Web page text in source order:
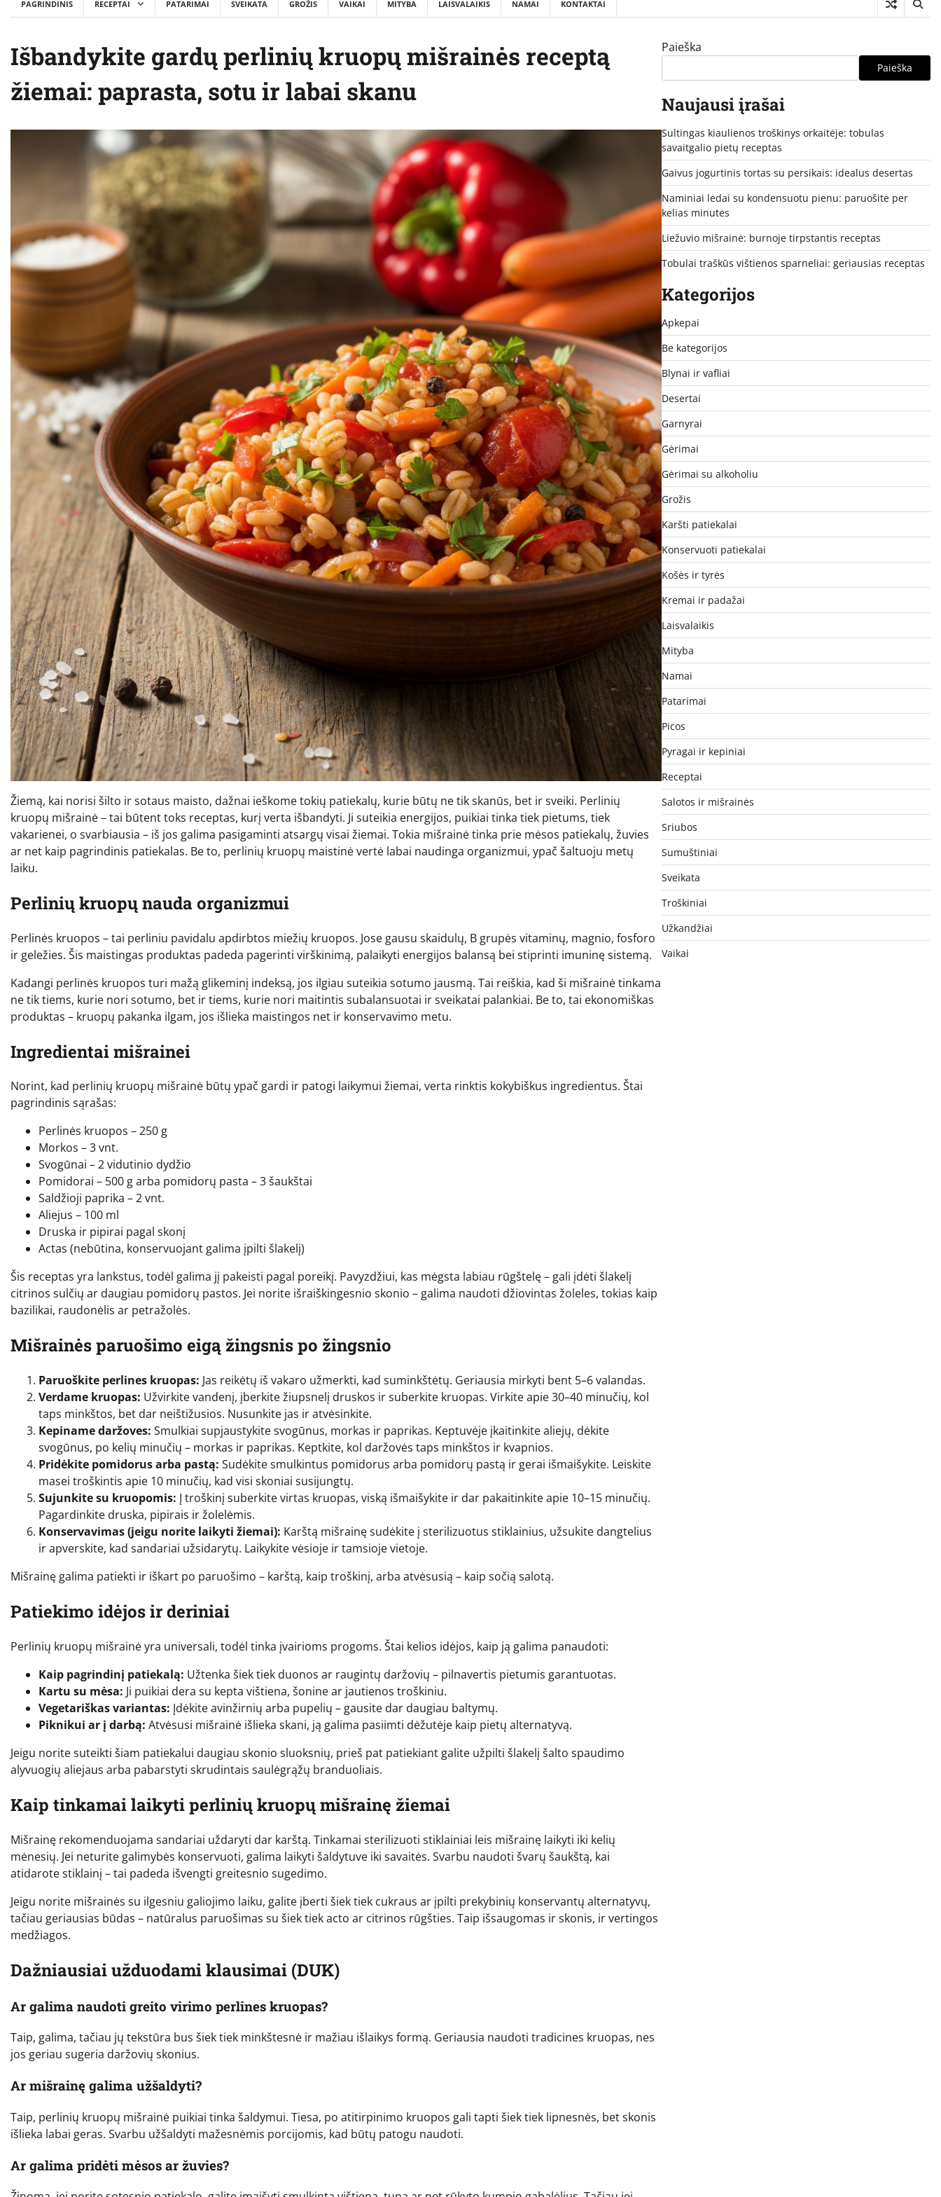
PAGRINDINIS RECEPTAI PATARIMAI SVEIKATA GROŽIS VAIKAI MITYBA LAISVALAIKIS NAMAI KONTAKTAI
Išbandykite gardų perlinių kruopų mišrainės receptą
žiemai: paprasta, sotu ir labai skanu
Žiemą, kai norisi šilto ir sotaus maisto, dažnai ieškome tokių patiekalų, kurie būtų ne tik skanūs, bet ir sveiki. Perlinių
kruopų mišrainė – tai būtent toks receptas, kurį verta išbandyti. Ji suteikia energijos, puikiai tinka tiek pietums, tiek
vakarienei, o svarbiausia – iš jos galima pasigaminti atsargų visai žiemai. Tokia mišrainė tinka prie mėsos patiekalų, žuvies
ar net kaip pagrindinis patiekalas. Be to, perlinių kruopų maistinė vertė labai naudinga organizmui, ypač šaltuoju metų
laiku.
Perlinių kruopų nauda organizmui
Perlinės kruopos – tai perliniu pavidalu apdirbtos miežių kruopos. Jose gausu skaidulų, B grupės vitaminų, magnio, fosforo
ir geležies. Šis maistingas produktas padeda pagerinti virškinimą, palaikyti energijos balansą bei stiprinti imuninę sistemą.
Kadangi perlinės kruopos turi mažą glikeminį indeksą, jos ilgiau suteikia sotumo jausmą. Tai reiškia, kad ši mišrainė tinkama
ne tik tiems, kurie nori sotumo, bet ir tiems, kurie nori maitintis subalansuotai ir sveikatai palankiai. Be to, tai ekonomiškas
produktas – kruopų pakanka ilgam, jos išlieka maistingos net ir konservavimo metu.
Ingredientai mišrainei
Norint, kad perlinių kruopų mišrainė būtų ypač gardi ir patogi laikymui žiemai, verta rinktis kokybiškus ingredientus. Štai
pagrindinis sąrašas:
Perlinės kruopos – 250 g
Morkos – 3 vnt.
Svogūnai – 2 vidutinio dydžio
Pomidorai – 500 g arba pomidorų pasta – 3 šaukštai
Saldžioji paprika – 2 vnt.
Aliejus – 100 ml
Druska ir pipirai pagal skonį
Actas (nebūtina, konservuojant galima įpilti šlakelį)
Šis receptas yra lankstus, todėl galima jį pakeisti pagal poreikį. Pavyzdžiui, kas mėgsta labiau rūgštelę – gali įdėti šlakelį
citrinos sulčių ar daugiau pomidorų pastos. Jei norite išraiškingesnio skonio – galima naudoti džiovintas žoleles, tokias kaip
bazilikai, raudonėlis ar petražolės.
Mišrainės paruošimo eigą žingsnis po žingsnio
Paruoškite perlines kruopas: Jas reikėtų iš vakaro užmerkti, kad suminkštėtų. Geriausia mirkyti bent 5–6 valandas.
Verdame kruopas: Užvirkite vandenį, įberkite žiupsnelį druskos ir suberkite kruopas. Virkite apie 30–40 minučių, kol
taps minkštos, bet dar neištižusios. Nusunkite jas ir atvėsinkite.
Kepiname daržoves: Smulkiai supjaustykite svogūnus, morkas ir paprikas. Keptuvėje įkaitinkite aliejų, dėkite
svogūnus, po kelių minučių – morkas ir paprikas. Keptkite, kol daržovės taps minkštos ir kvapnios.
Pridėkite pomidorus arba pastą: Sudėkite smulkintus pomidorus arba pomidorų pastą ir gerai išmaišykite. Leiskite
masei troškintis apie 10 minučių, kad visi skoniai susijungtų.
Sujunkite su kruopomis: Į troškinį suberkite virtas kruopas, viską išmaišykite ir dar pakaitinkite apie 10–15 minučių.
Pagardinkite druska, pipirais ir žolelėmis.
Konservavimas (jeigu norite laikyti žiemai): Karštą mišrainę sudėkite į sterilizuotus stiklainius, užsukite dangtelius
ir apverskite, kad sandariai užsidarytų. Laikykite vėsioje ir tamsioje vietoje.
Mišrainę galima patiekti ir iškart po paruošimo – karštą, kaip troškinį, arba atvėsusią – kaip sočią salotą.
Patiekimo idėjos ir deriniai
Perlinių kruopų mišrainė yra universali, todėl tinka įvairioms progoms. Štai kelios idėjos, kaip ją galima panaudoti:
Kaip pagrindinį patiekalą: Užtenka šiek tiek duonos ar raugintų daržovių – pilnavertis pietumis garantuotas.
Kartu su mėsa: Ji puikiai dera su kepta vištiena, šonine ar jautienos troškiniu.
Vegetariškas variantas: Įdėkite avinžirnių arba pupelių – gausite dar daugiau baltymų.
Piknikui ar į darbą: Atvėsusi mišrainė išlieka skani, ją galima pasiimti dėžutėje kaip pietų alternatyvą.
Jeigu norite suteikti šiam patiekalui daugiau skonio sluoksnių, prieš pat patiekiant galite užpilti šlakelį šalto spaudimo
alyvuogių aliejaus arba pabarstyti skrudintais saulėgrąžų branduoliais.
Kaip tinkamai laikyti perlinių kruopų mišrainę žiemai
Mišrainę rekomenduojama sandariai uždaryti dar karštą. Tinkamai sterilizuoti stiklainiai leis mišrainę laikyti iki kelių
mėnesių. Jei neturite galimybės konservuoti, galima laikyti šaldytuve iki savaitės. Svarbu naudoti švarų šaukštą, kai
atidarote stiklainį – tai padeda išvengti greitesnio sugedimo.
Jeigu norite mišrainės su ilgesniu galiojimo laiku, galite įberti šiek tiek cukraus ar įpilti prekybinių konservantų alternatyvų,
tačiau geriausias būdas – natūralus paruošimas su šiek tiek acto ar citrinos rūgšties. Taip išsaugomas ir skonis, ir vertingos
medžiagos.
Dažniausiai užduodami klausimai (DUK)
Ar galima naudoti greito virimo perlines kruopas?
Taip, galima, tačiau jų tekstūra bus šiek tiek minkštesnė ir mažiau išlaikys formą. Geriausia naudoti tradicines kruopas, nes
jos geriau sugeria daržovių skonius.
Ar mišrainę galima užšaldyti?
Taip, perlinių kruopų mišrainė puikiai tinka šaldymui. Tiesa, po atitirpinimo kruopos gali tapti šiek tiek lipnesnės, bet skonis
išlieka labai geras. Svarbu užšaldyti mažesnėmis porcijomis, kad būtų patogu naudoti.
Ar galima pridėti mėsos ar žuvies?
Paieška
Paieška
Naujausi įrašai
Sultingas kiaulienos troškinys orkaitėje: tobulas
savaitgalio pietų receptas
Gaivus jogurtinis tortas su persikais: idealus desertas
Naminiai ledai su kondensuotu pienu: paruošite per
kelias minutes
Liežuvio mišrainė: burnoje tirpstantis receptas
Tobulai traškūs vištienos sparneliai: geriausias receptas
Kategorijos
Apkepai
Be kategorijos
Blynai ir vafliai
Desertai
Garnyrai
Gėrimai
Gėrimai su alkoholiu
Grožis
Karšti patiekalai
Konservuoti patiekalai
Košės ir tyrės
Kremai ir padažai
Laisvalaikis
Mityba
Namai
Patarimai
Picos
Pyragai ir kepiniai
Receptai
Salotos ir mišrainės
Sriubos
Sumuštiniai
Sveikata
Troškiniai
Užkandžiai
Vaikai